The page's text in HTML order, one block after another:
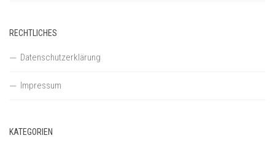
RECHTLICHES
Datenschutzerklärung
Impressum
KATEGORIEN